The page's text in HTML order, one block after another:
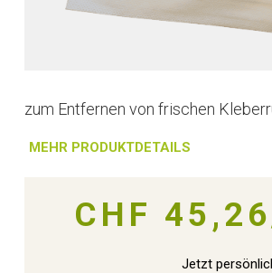
zum Entfernen von frischen
MEHR PRODUKTDETAILS
CHF 45,26
Jetzt